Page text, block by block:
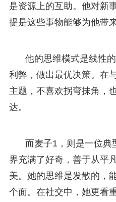
是资源上的互助。他对新
提是这些事物能够为他带
他的思维模式是线性
利弊，做出最优决策。在
主题，不喜欢拐弯抹角，
达。
而麦子1，则是一位典
界充满了好奇，善于从平
美。她的思维是发散的，
个面。在社交中，她更看